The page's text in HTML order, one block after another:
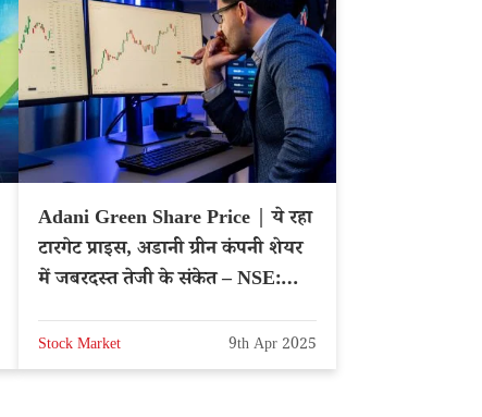
Adani Green Share Price | ये रहा
टारगेट प्राइस, अडानी ग्रीन कंपनी शेयर
में जबरदस्त तेजी के संकेत – NSE:
Stock Market 9th Apr 2025